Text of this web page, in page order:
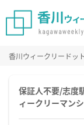
香川ウィークリードッ
保証人不要/志度
ィークリーマン